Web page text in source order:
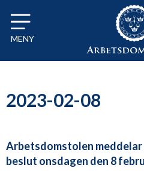
Till innehåll på sidan x
MENY
2023-02-08
Arbetsdomstolen
beslut onsdagen den 8